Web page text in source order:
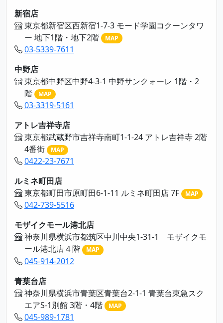
新宿店
東京都新宿区西新宿1-7-3 モード学園コクーンタワ
ー 地下1階・地下2階
MAP
03-5339-7611
中野店
東京都中野区中野4-3-1 中野サンクォーレ 1階・2
階
MAP
03-3319-5161
アトレ吉祥寺店
東京都武蔵野市吉祥寺南町1-1-24 アトレ吉祥寺 2階
4番街
MAP
0422-23-7671
ルミネ町田店
東京都町田市原町田6-1-11 ルミネ町田店 7F
MAP
042-739-5516
モザイクモール港北店
神奈川県横浜市都筑区中川中央1-31-1 モザイクモ
ール港北店４階
MAP
045-914-2012
青葉台店
神奈川県横浜市青葉区青葉台2-1-1 青葉台東急スク
エアS-1別館 3階・4階
MAP
045-989-1781